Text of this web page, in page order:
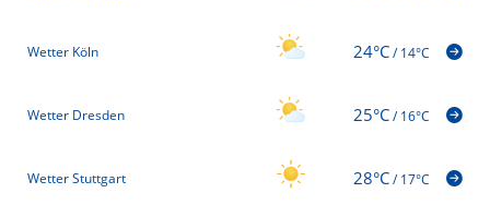
Wetter Köln 24°C/14°C
Wetter Dresden 25°C/16°C
Wetter Stuttgart 28°C/17°C